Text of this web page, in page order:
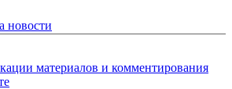
новости
материалов и комментирования